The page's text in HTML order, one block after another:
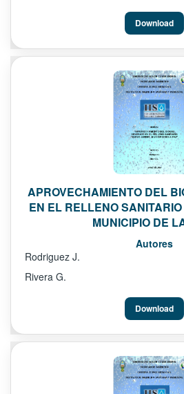
Download
APROVECHAMIENTO DEL
EN EL RELLENO
MUNICIPIO DE
Autores
Rodriguez J.
Rivera G.
Download